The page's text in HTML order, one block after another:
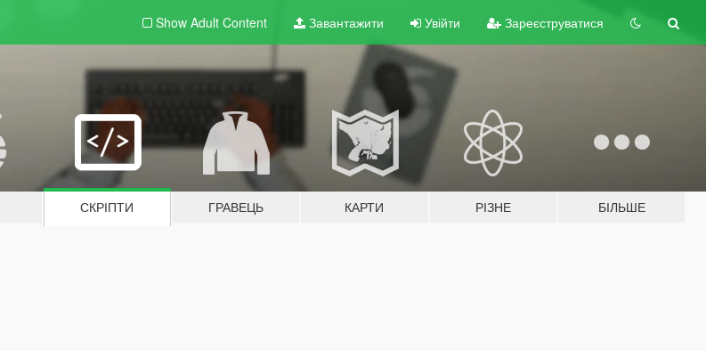
Show Adult Content Завантажити Увійти Зареєструватися
СКРІПТИ ГРАВЕЦЬ КАРТИ РІЗНЕ БІЛЬШЕ